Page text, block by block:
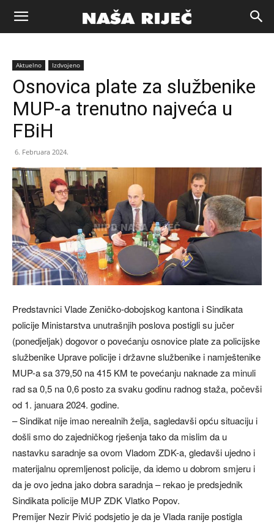
Naša
riječ
Zenica
Aktuelno Izdvojeno
Osnovica plate za službenike
MUP-a trenutno najveća u
FBiH
6. Februara 2024.
Predstavnici Vlade Zeničko-dobojskog kantona i Sindikata
policije Ministarstva unutrašnjih poslova postigli su jučer
(ponedjeljak) dogovor o povećanju osnovice plate za policijske
službenike Uprave policije i državne službenike i namještenike
MUP-a sa 379,50 na 415 KM te povećanju naknade za minuli
rad sa 0,5 na 0,6 posto za svaku godinu radnog staža, počevši
od 1. januara 2024. godine.
– Sindikat nije imao nerealnih želja, sagledavši opću situaciju i
došli smo do zajedničkog rješenja tako da mislim da u
nastavku saradnje sa ovom Vladom ZDK-a, gledavši ujedno i
materijalnu opremljenost policije, da idemo u dobrom smjeru i
da je ovo jedna jako dobra saradnja – rekao je predsjednik
Sindikata policije MUP ZDK Vlatko Popov.
Premijer Nezir Pivić podsjetio je da je Vlada ranije postigla